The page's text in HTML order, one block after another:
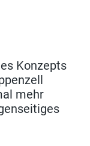
Konzepts
mehr